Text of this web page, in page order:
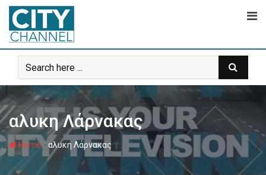
Skip
content
αλυκη Λάρνακας
Home-αλυκη Λάρνακας